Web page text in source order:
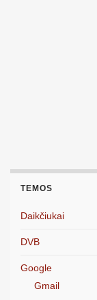
TEMOS
Daikčiukai
DVB
Google
Gmail